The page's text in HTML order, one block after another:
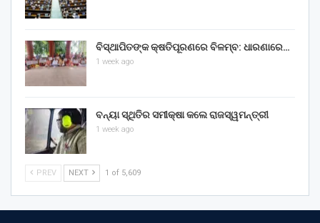
ବିସ୍ଥାପିତଙ୍କ କ୍ଷତିପୂରଣରେ ବିଳମ୍ବ: ଧାରଣାରେ…
1 week ago
ବନ୍ୟା ସ୍ଥିତିର ସମୀକ୍ଷା କଲେ ରାଜସ୍ୱମନ୍ତ୍ରୀ
1 week ago
PREV NEXT 1 of 5,609